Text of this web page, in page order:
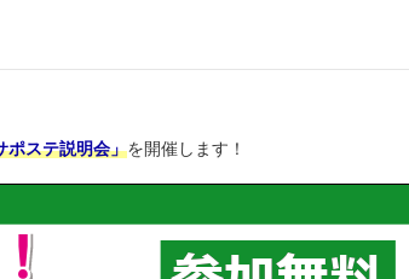
ポステ説明会」を開催します！